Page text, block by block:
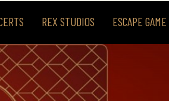
REX STUDIOS ESCAPE GAME